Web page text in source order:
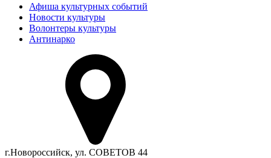
Афиша культурных событий
Новости культуры
Волонтеры культуры
Антинарко
г.Новороссийск, ул. СОВЕТОВ 44